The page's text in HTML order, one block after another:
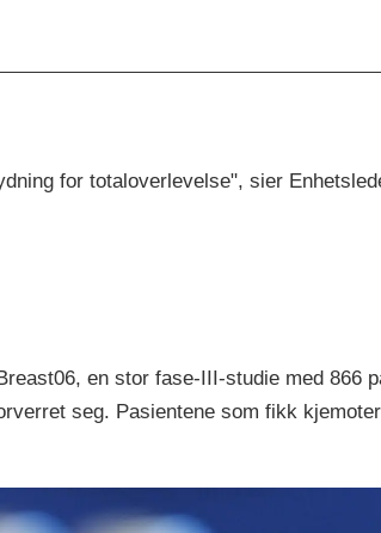
for totaloverlevelse", sier
en stor fase-III-studie med 866
seg. Pasientene som fikk